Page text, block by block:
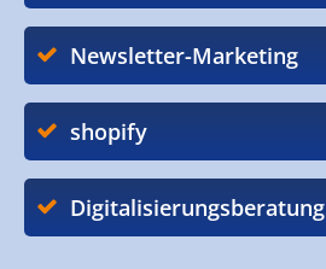
Newsletter-Marketing
shopify
Digitalisierungsberatung